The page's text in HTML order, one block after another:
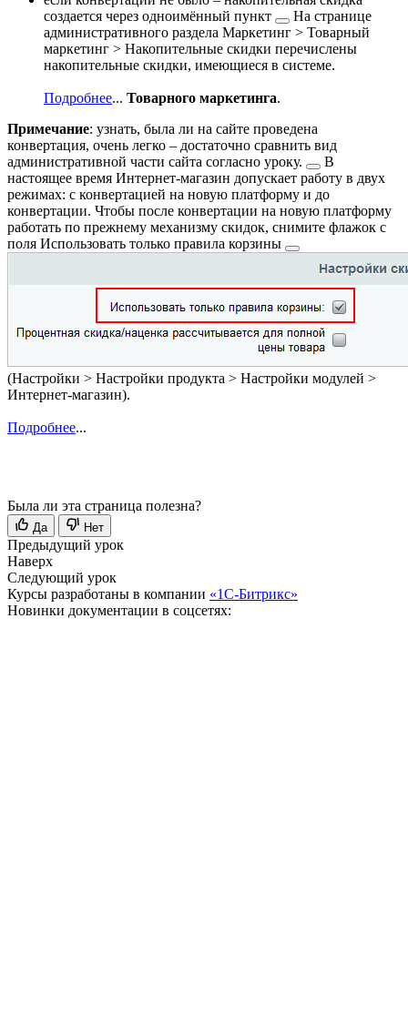
создается через одноимённый пункт
На странице
административного раздела Маркетинг > Товарный
маркетинг > Накопительные скидки перечислены
накопительные скидки, имеющиеся в системе.
Подробнее... Товарного маркетинга.
Примечание: узнать, была ли на сайте проведена
конвертация, очень легко – достаточно сравнить вид
административной части сайта согласно уроку.
В
настоящее время Интернет-магазин допускает работу в двух
режимах: с конвертацией на новую платформу и до
конвертации. Чтобы после конвертации на новую платформу
работать по прежнему механизму скидок, снимите флажок с
поля Использовать только правила корзины
(Настройки > Настройки продукта > Настройки модулей >
Интернет-магазин).
Подробнее...
Была ли эта страница полезна?
Да Нет
Предыдущий урок
Наверх
Следующий урок
Курсы разработаны в компании «1С-Битрикс»
Новинки документации в соцсетях: